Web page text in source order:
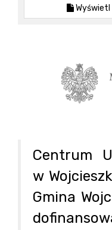
Wyświetl
Centrum
w
Gmina